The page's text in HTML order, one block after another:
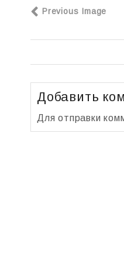
Previous Image
Добавить
Для отправки